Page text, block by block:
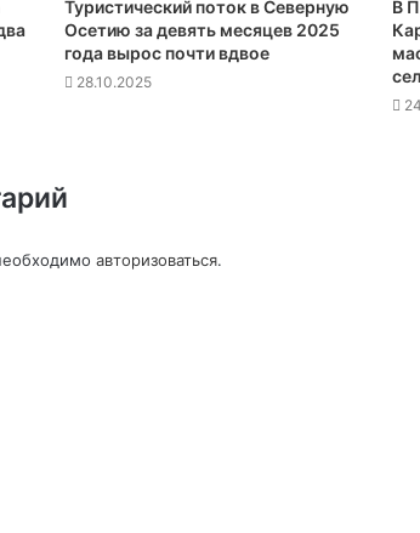
Туристический поток в Северную
Осетию за девять месяцев 2025
года вырос почти вдвое
28.10.2025
В
авторизоваться.